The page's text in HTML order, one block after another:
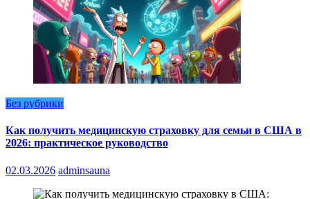
Без рубрики
Как получить медицинскую страховку для семьи в США в
2026: практическое руководство
02.03.2026 adminsauna